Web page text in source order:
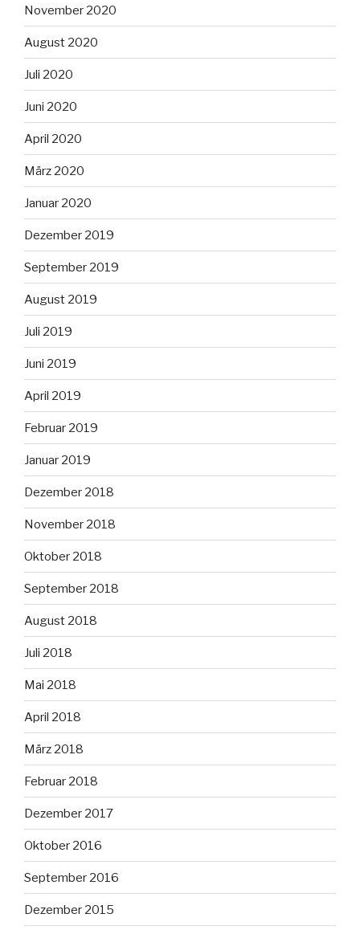
November 2020
August 2020
Juli 2020
Juni 2020
April 2020
März 2020
Januar 2020
Dezember 2019
September 2019
August 2019
Juli 2019
Juni 2019
April 2019
Februar 2019
Januar 2019
Dezember 2018
November 2018
Oktober 2018
September 2018
August 2018
Juli 2018
Mai 2018
April 2018
März 2018
Februar 2018
Dezember 2017
Oktober 2016
September 2016
Dezember 2015